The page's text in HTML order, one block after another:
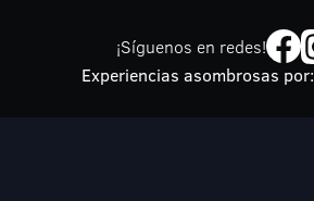
¡Síguenos en redes!
Experiencias asombrosas por: